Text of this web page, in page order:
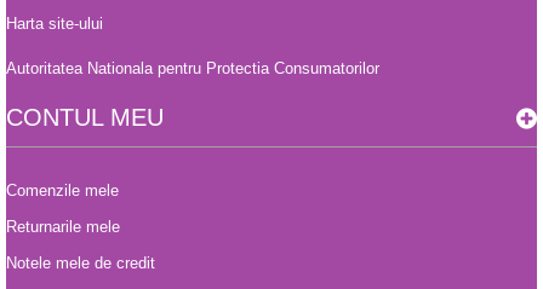
Harta site-ului
Autoritatea Nationala pentru Protectia Consumatorilor
CONTUL MEU
Comenzile mele
Returnarile mele
Notele mele de credit